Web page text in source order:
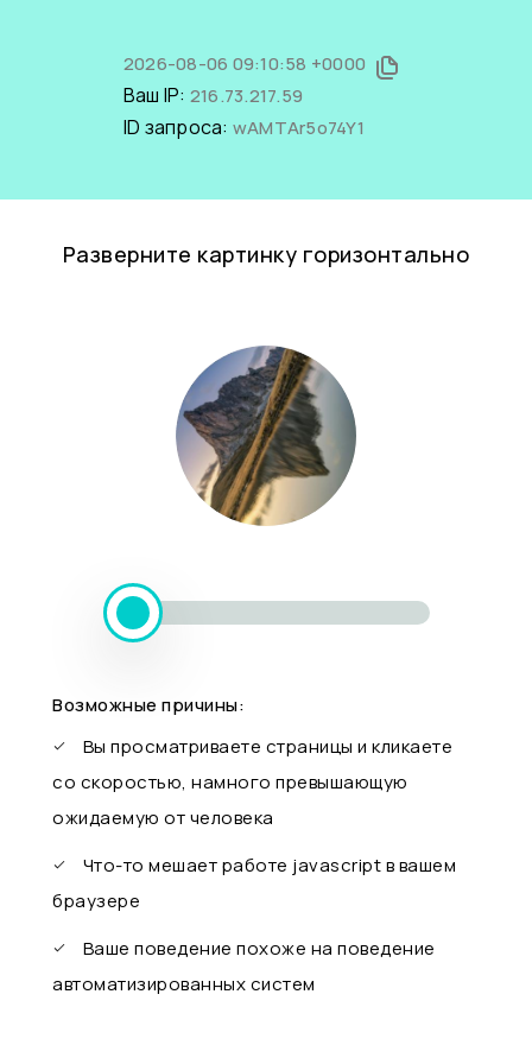
2026-08-06 09:10:58 +0000
Ваш IP: 216.73.217.59
ID запроса: wAMTAr5o74Y1
Разверните картинку горизонтально
Возможные причины:
Вы просматриваете страницы и кликаете
со скоростью, намного превышающую
ожидаемую от человека
Что-то мешает работе javascript в вашем
браузере
Ваше поведение похоже на поведение
автоматизированных систем